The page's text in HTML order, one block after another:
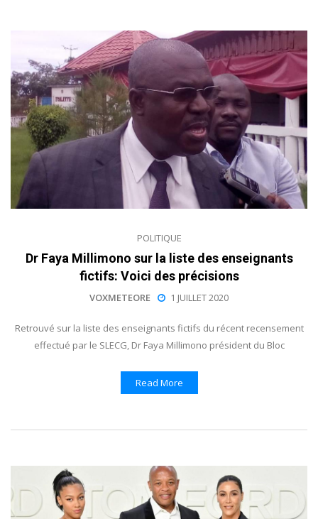
POLITIQUE
Dr Faya Millimono sur la liste des enseignants
fictifs: Voici des précisions
VOXMETEORE 1 JUILLET 2020
Retrouvé sur la liste des enseignants fictifs du récent recensement
effectué par le SLECG, Dr Faya Millimono président du Bloc
Read More